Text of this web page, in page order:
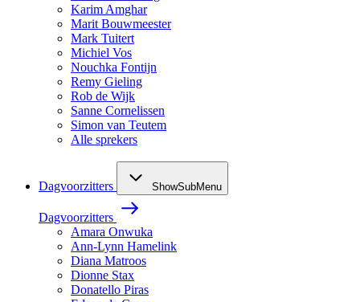
Karim Amghar
Marit Bouwmeester
Mark Tuitert
Michiel Vos
Nouchka Fontijn
Remy Gieling
Rob de Wijk
Sanne Cornelissen
Simon van Teutem
Alle sprekers
Dagvoorzitters ShowSubMenu
Dagvoorzitters
Amara Onwuka
Ann-Lynn Hamelink
Diana Matroos
Dionne Stax
Donatello Piras